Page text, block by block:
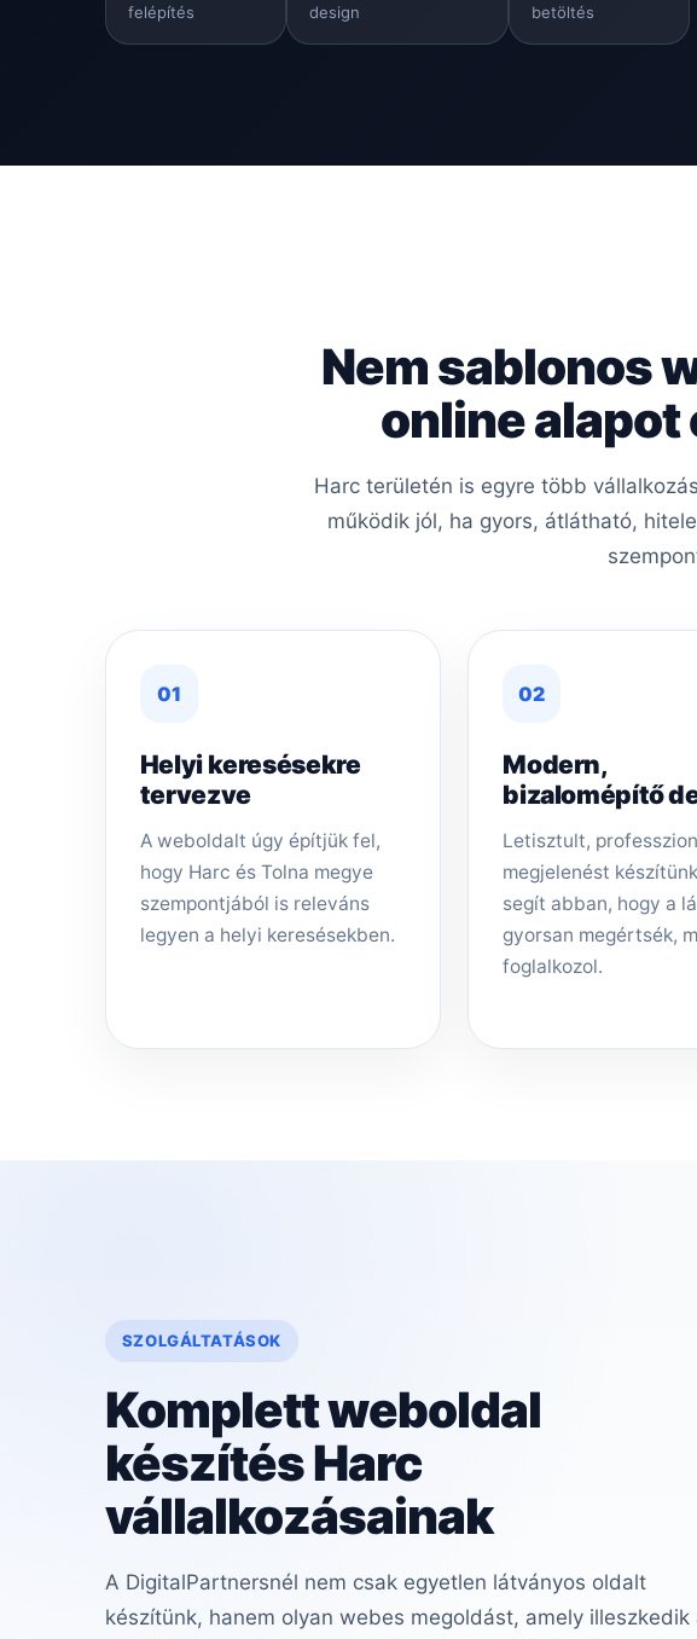
felépítés design betöltés
Nem sablonos
online alapot
Harc területén is egyre több
működik jól, ha gyors, átlátható,
01
Helyi keresésekre
tervezve
A weboldalt úgy építjük fel,
hogy Harc és Tolna megye
szempontjából is releváns
legyen a helyi keresésekben.
02
Modern,
bizalomépítő
Letisztult,
megjelenést
segít abban, hogy a
gyorsan megértsék,
foglalkozol.
SZOLGÁLTATÁSOK
Komplett weboldal
készítés Harc
vállalkozásainak
A DigitalPartnersnél nem csak egyetlen látványos oldalt
készítünk, hanem olyan webes megoldást, amely illeszkedik